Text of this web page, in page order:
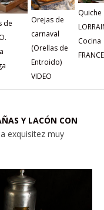
de
Orejas de
carnaval
(Orellas de
Entroido)
VIDEO
Quiche
Cocina
Y LACÓN CON
exquisitez muy